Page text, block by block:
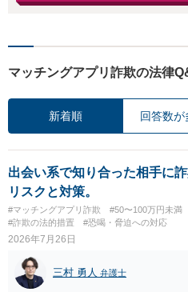
マッチングアプリ詐欺の法律
新着順 回答数が
出会い系で知り合った相手に
リスクと対策。
#マッチングアプリ詐欺 #50〜100万円未満
#詐欺の法的措置
#恐喝・脅迫への対応
2026年7月26日
三村 勇人 弁護士